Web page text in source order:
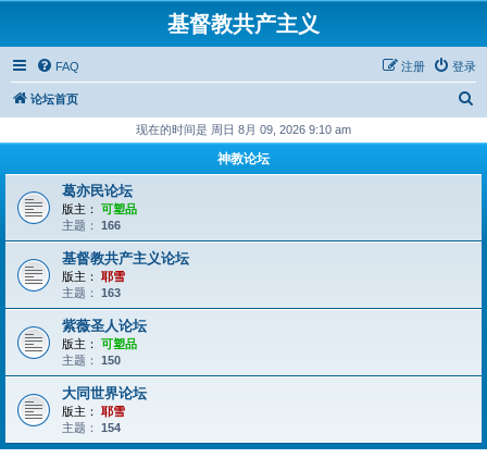
基督教共产主义
FAQ 登录
注册
论坛首页
现在的时间是 周日 8月 09, 2026 9:10 am
神教论坛
葛亦民论坛
版主：
可塑品
主题： 166
基督教共产主义论坛
版主：
耶雪
主题： 163
紫薇圣人论坛
版主：
可塑品
主题： 150
大同世界论坛
版主：
耶雪
主题： 154